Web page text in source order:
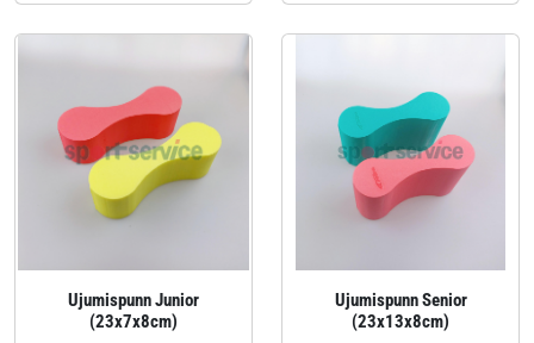
Ujumispunn Junior
(23x7x8cm)
Ujumispunn Senior
(23x13x8cm)